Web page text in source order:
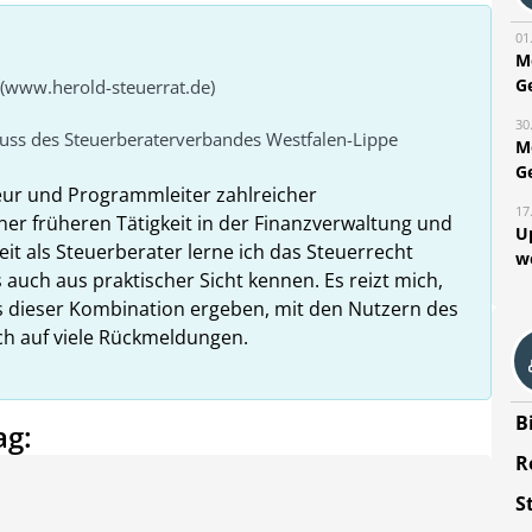
steuerrat.de)
des Steuerberaterverbandes Westfalen-Lippe
und Programmleiter zahlreicher
früheren Tätigkeit in der Finanzverwaltung und
als Steuerberater lerne ich das Steuerrecht
aus praktischer Sicht kennen. Es reizt mich,
dieser Kombination ergeben, mit den Nutzern des
auf viele Rückmeldungen.